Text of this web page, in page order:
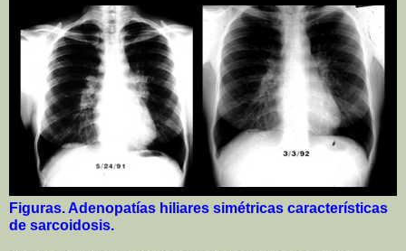
Figuras. Adenopatías hiliares simétricas características
de sarcoidosis.